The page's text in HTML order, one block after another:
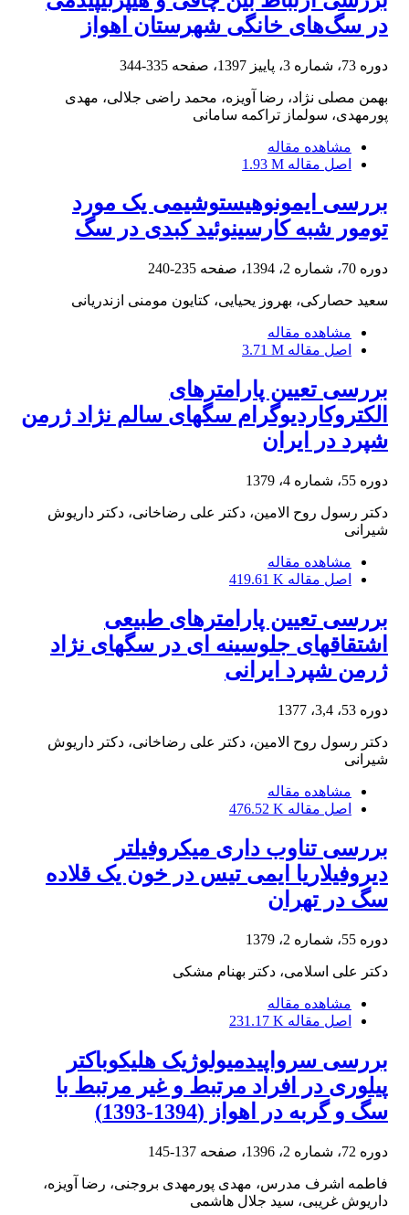
در سگ‌های خانگی شهرستان اهواز
دوره 73، شماره 3، پاییز 1397، صفحه 335-344
بهمن مصلی نژاد، رضا آویزه، محمد راضی جلالی، مهدی
پورمهدی، سولماز تراکمه سامانی
مشاهده مقاله
اصل مقاله 1.93 M
بررسی ایمونوهیستوشیمی یک مورد
تومور شبه کارسینوئید کبدی در سگ
دوره 70، شماره 2، 1394، صفحه 235-240
سعید حصارکی، بهروز یحیایی، کتایون مومنی ازندریانی
مشاهده مقاله
اصل مقاله 3.71 M
بررسی تعیین پارامترهای
الکتروکاردیوگرام سگهای سالم نژاد ژرمن
شپرد در ایران
دوره 55، شماره 4، 1379
دکتر رسول روح الامین، دکتر علی رضاخانی، دکتر داریوش
شیرانی
مشاهده مقاله
اصل مقاله 419.61 K
بررسی تعیین پارامترهای طبیعی
اشتقاقهای جلوسینه ای در سگهای نژاد
ژرمن شپرد ایرانی
دوره 53، 3,4، 1377
دکتر رسول روح الامین، دکتر علی رضاخانی، دکتر داریوش
شیرانی
مشاهده مقاله
اصل مقاله 476.52 K
بررسی تناوب داری میکروفیلتر
دیروفیلاریا ایمی تیس در خون یک قلاده
سگ در تهران
دوره 55، شماره 2، 1379
دکتر علی اسلامی، دکتر بهنام مشکی
مشاهده مقاله
اصل مقاله 231.17 K
بررسی سرواپیدمیولوژیک هلیکوباکتر
پیلوری در افراد مرتبط و غیر مرتبط با
سگ و گربه در اهواز (1394-1393)
دوره 72، شماره 2، 1396، صفحه 137-145
فاطمه اشرف مدرس، مهدی پورمهدی بروجنی، رضا آویزه،
داریوش غریبی، سید جلال هاشمی